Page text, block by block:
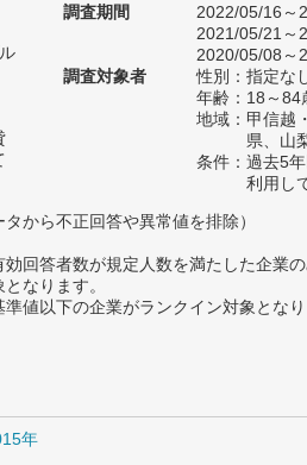
調査期間
2022/05/16～
2021/05/21～
2020/05/08～
調査対象者
性別：指定な
年齢：18～
地域：甲信越
県、山
条件：過去5
利用し
から不正回答や異常値を排除）
回答者数が規定人数を満たした企業
なります。
値以下の企業がランクイン対象となり
年